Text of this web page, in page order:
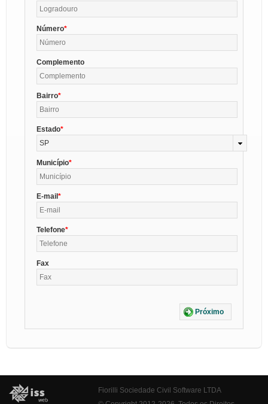
Número
Complemento
Bairro
Estado
SP
Município
E-mail
Telefone
Fax
Próximo
Fiorilli Sociedade Civil Software LTDA